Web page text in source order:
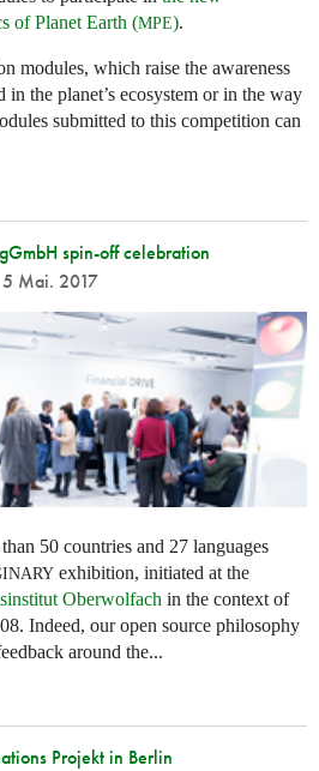
of Planet Earth (MPE).
modules, which raise the awareness
the planet’s ecosystem or in the way
submitted to this competition can
spin-off celebration
5 Mai. 2017
50 countries and 27 languages
exhibition, initiated at the
Oberwolfach in the context of
Indeed, our open source philosophy
around the...
Projekt in Berlin